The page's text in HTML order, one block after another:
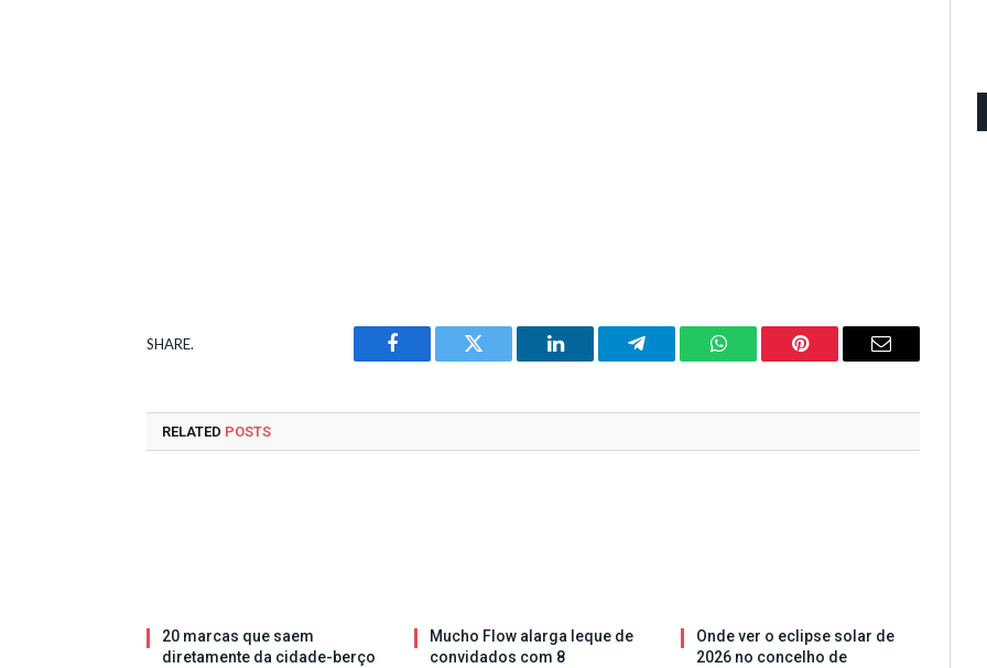
SHARE.
Facebook Twitter LinkedIn Telegram WhatsAppPinterest Email
RELATED POSTS
20 marcas que saem
diretamente da cidade-berço
Mucho Flow alarga leque de
convidados com 8
Onde ver o eclipse solar de
2026 no concelho de